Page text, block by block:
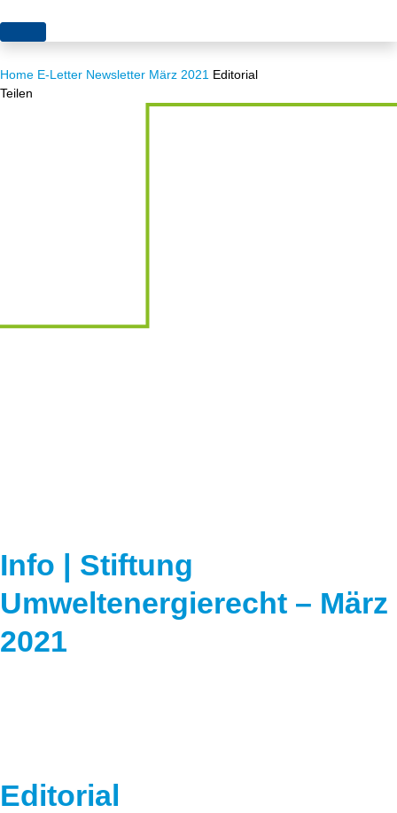
Themen
Akzeptanz
Netze
Projekte
Stiftungsporträt
Schriften zum Umweltenergierecht
Home E-Letter Newsletter März 2021 Editorial
Teilen
Info | Stiftung
Umweltenergierecht – März
2021
Editorial